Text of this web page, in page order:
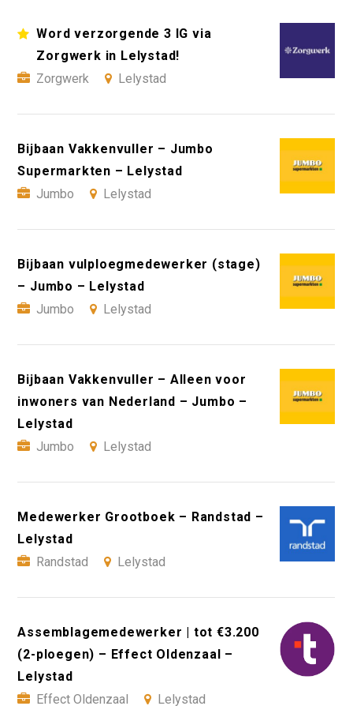
Word verzorgende 3 IG via
Zorgwerk in Lelystad!
Zorgwerk
Lelystad
Bijbaan Vakkenvuller – Jumbo
Supermarkten – Lelystad
Jumbo
Lelystad
Bijbaan vulploegmedewerker (stage)
– Jumbo – Lelystad
Jumbo
Lelystad
Bijbaan Vakkenvuller – Alleen voor
inwoners van Nederland – Jumbo –
Lelystad
Jumbo
Lelystad
Medewerker Grootboek – Randstad –
Lelystad
Randstad
Lelystad
Assemblagemedewerker | tot €3.200
(2-ploegen) – Effect Oldenzaal –
Lelystad
Effect Oldenzaal
Lelystad